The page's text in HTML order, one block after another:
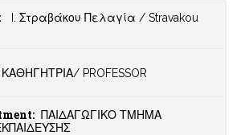
I. Στραβάκου Πελαγία / Stravakou
ΚΑΘΗΓΗΤΡΙΑ/ PROFESSOR
ΠΑΙΔΑΓΩΓΙΚΟ ΤΜΗΜΑ